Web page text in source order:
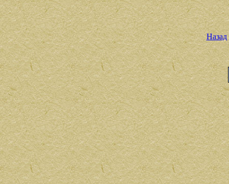
Назад